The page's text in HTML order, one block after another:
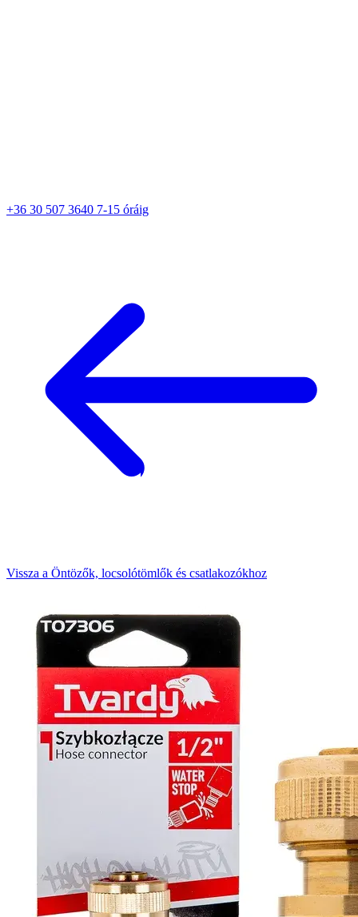
+36 30 507 3640 7-15 óráig
Vissza a Öntözők, locsolótömlők és csatlakozókhoz